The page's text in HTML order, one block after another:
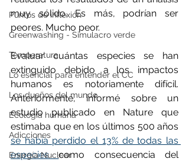
Puntos de inflexión
Greenwashing - Simulacro verde
Temperatura
Lo esencial para entender el CC
Los dueños del mundo
Ecología humana
Adicciones
Energía Nuclear
muy sólido. Es más, podrían ser
peores. Mucho peor.
Evaluar cuántas especies se han
extinguido debido a los impactos
humanos es notoriamente difícil.
Anteriormente, informé sobre un
estudio publicado en Nature que
se había perdido el 13% de todas las
especies como consecuencia del